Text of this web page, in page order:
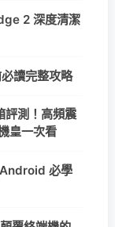
2 深度清潔
讀完整攻略
測！高頻震
皇一次看
必學